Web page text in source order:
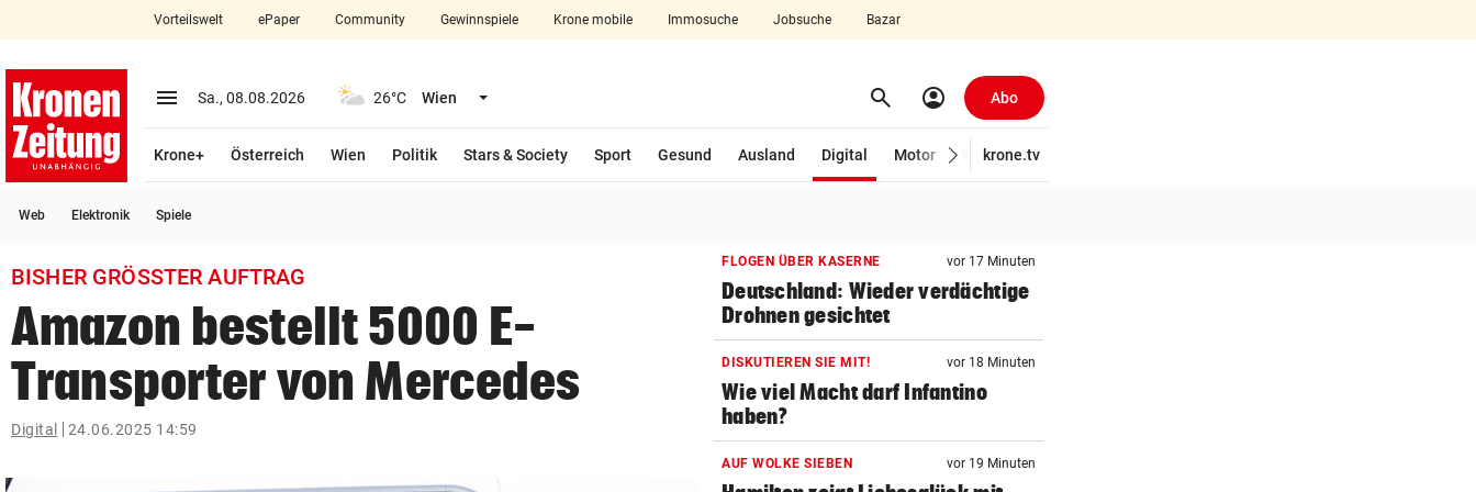
closeSchließen
account_circle Anmelden
arrow_right
search
Suchbegriff
eingeben
Vorteilswelt ePaper Community Gewinnspiele Krone mobile Immosuche Jobsuche Bazar
menu Menü aufklappen
Sa., 08.08.2026 26°C Wien Menü aufklappen search Suchen
account_circle Abo
Krone+ Österreich Wien Politik Stars & Society Sport Gesund Ausland Digital
Motor
Wirtschaft
krone.tv
Web Elektronik Spiele
BISHER GRÖSSTER AUFTRAG
Amazon bestellt 5000 E-
Transporter von Mercedes
Digital 24.06.2025 14:59
FLOGEN ÜBER KASERNE vor 17 Minuten
Deutschland: Wieder verdächtige
Drohnen gesichtet
DISKUTIEREN SIE MIT! vor 18 Minuten
Wie viel Macht darf Infantino
haben?
AUF WOLKE SIEBEN vor 19 Minuten